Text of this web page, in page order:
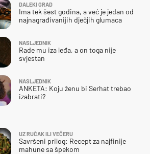
DALEKI GRAD
Ima tek šest godina, a već je jedan od
najnagrađivanijih dječjih glumaca
NASLJEDNIK
Rade mu iza leđa, a on toga nije
svjestan
NASLJEDNIK
ANKETA: Koju ženu bi Serhat trebao
izabrati?
UZ RUČAK ILI VEČERU
Savršeni prilog: Recept za najfinije
mahune sa špekom